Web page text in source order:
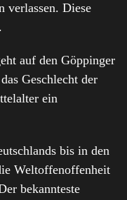
verlassen. Diese
auf den Göppinger
Geschlecht der
ein
bis in den
Weltoffenoffenheit
bekannteste